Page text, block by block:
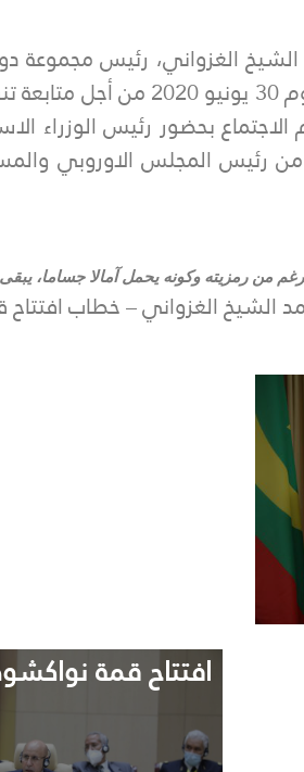
الغزواني، رئيس
تم الاجتماع بحضور رئيس
رئيس المجلس الاوروبي
من رمزيته وكونه يحمل آمالا جساما،
الشيخ الغزواني – خطاب افتتاح قمة
افتتاح قمة